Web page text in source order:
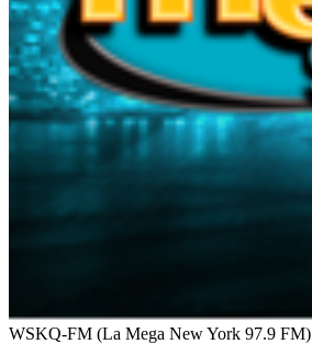
WSKQ-FM (La Mega New York 97.9 FM)